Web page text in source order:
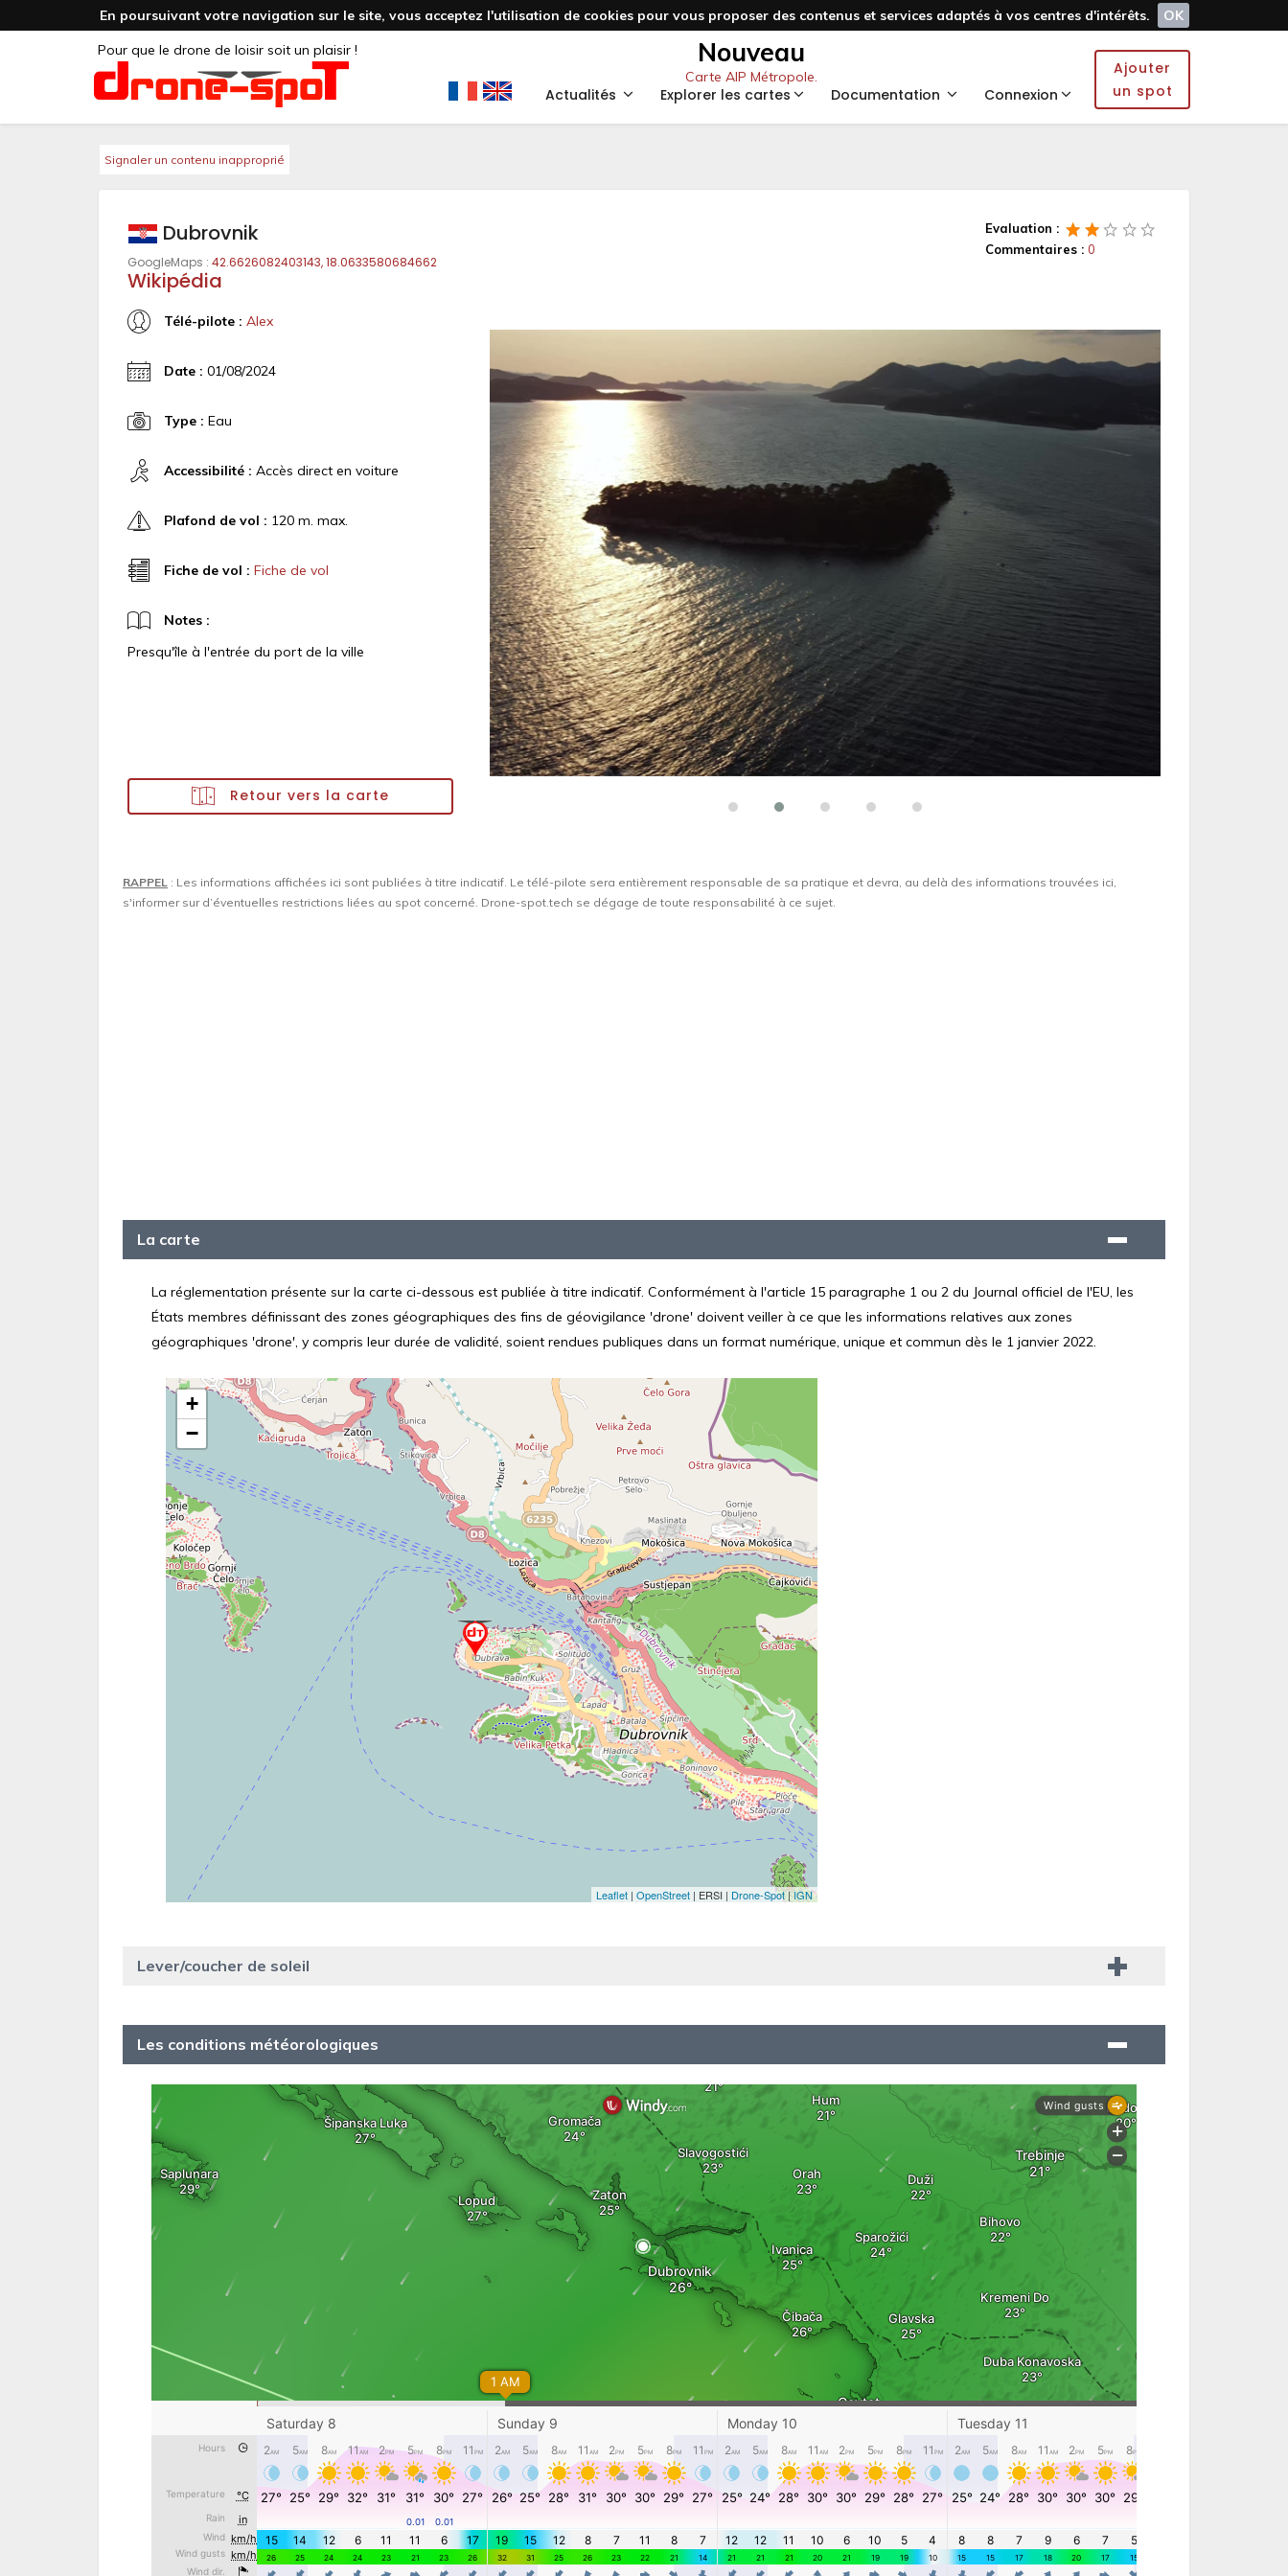
En poursuivant votre navigation sur le site, vous acceptez l'utilisation de cookies pour vous proposer des contenus et services adaptés à vos centres d'intérêts.
OK
Pour que le drone de loisir soit un plaisir !
Nouveau
Carte AIP Métropole.
Actualités Explorer les cartes Documentation Connexion
Ajouter
un spot
Signaler un contenu inapproprié
Evaluation :
Commentaires : 0
Dubrovnik
GoogleMaps : 42.6626082403143, 18.0633580684662
Wikipédia
Télé-pilote : Alex
Date : 01/08/2024
Type : Eau
Accessibilité : Accès direct en voiture
Plafond de vol : 120 m. max.
Fiche de vol : Fiche de vol
Notes :
Presqu'île à l'entrée du port de la ville
Retour vers la carte
RAPPEL : Les informations affichées ici sont publiées à titre indicatif. Le télé-pilote sera entièrement responsable de sa pratique et devra, au delà des informations trouvées ici,
s'informer sur d’éventuelles restrictions liées au spot concerné. Drone-spot.tech se dégage de toute responsabilité à ce sujet.
La carte
La réglementation présente sur la carte ci-dessous est publiée à titre indicatif. Conformément à l'article 15 paragraphe 1 ou 2 du Journal officiel de l'EU, les
États membres définissant des zones géographiques des fins de géovigilance 'drone' doivent veiller à ce que les informations relatives aux zones
géographiques 'drone', y compris leur durée de validité, soient rendues publiques dans un format numérique, unique et commun dès le 1 janvier 2022.
Lever/coucher de soleil
Les conditions météorologiques